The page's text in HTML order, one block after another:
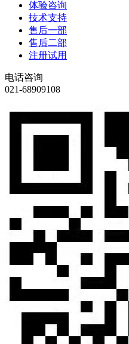
体验咨询
技术支持
售后一部
售后二部
注册试用
电话咨询
021-68909108